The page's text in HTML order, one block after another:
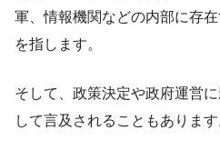
軍、情報機関などの内部に存
を指します。
そして、政策決定や政府運営
して言及されることもあります